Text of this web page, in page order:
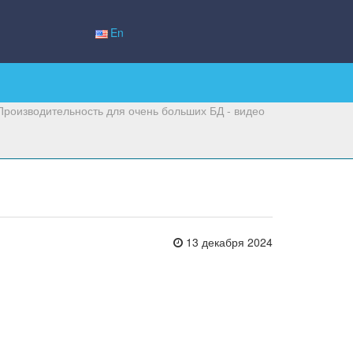
En
для очень больших БД - видео
13 декабря 2024